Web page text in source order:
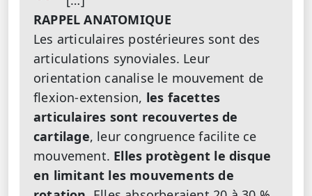
RAPPEL ANATOMIQUE
Les articulaires postérieures sont des
articulations synoviales. Leur
orientation canalise le mouvement de
flexion-extension, les facettes
articulaires sont recouvertes de
cartilage, leur congruence facilite ce
mouvement. Elles protègent le disque
en limitant les mouvements de